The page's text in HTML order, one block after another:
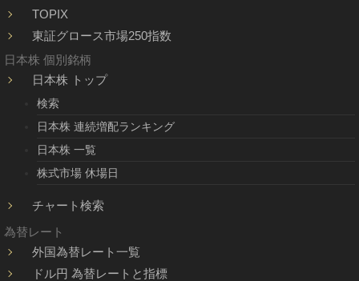
TOPIX
東証グロース市場250指数
日本株 個別銘柄
日本株 トップ
検索
日本株 連続増配ランキング
日本株 一覧
株式市場 休場日
チャート検索
為替レート
外国為替レート一覧
ドル円 為替レートと指標